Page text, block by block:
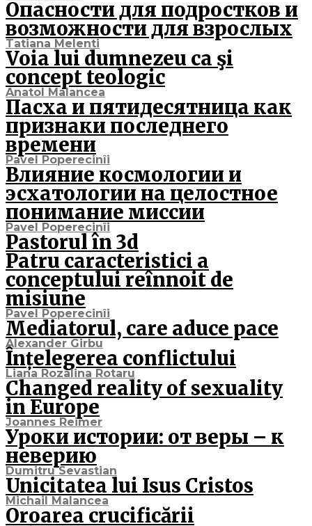
Опасности для подростков и
возможности для взрослых
Tatiana Melenti
Voia lui dumnezeu ca şi
concept teologic
Anatol Malancea
Пасха и пятидесятница как
признаки последнего
времени
Pavel Poperecinîi
Влияние космологии и
эсхатологии на целостное
понимание миссии
Pavel Poperecinîi
Pastorul în 3d
Patru caracteristici a
conceptului reînnoit de
misiune
Pavel Poperecinîi
Mediatorul, care aduce pace
Alexander Girbu
Înțelegerea conflictului
Liana Rozalina Rotaru
Changed reality of sexuality
in Europe
Joannes Reimer
Уроки истории: от веры – к
неверию
Dumitru Sevastian
Unicitatea lui Isus Cristos
Michail Malancea
Oroarea crucificării